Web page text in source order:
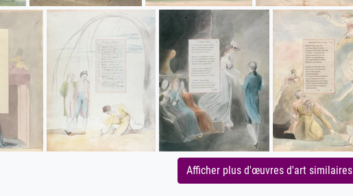
Afficher plus d'œuvres d'art similaires